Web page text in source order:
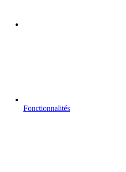
Fonctionnalités